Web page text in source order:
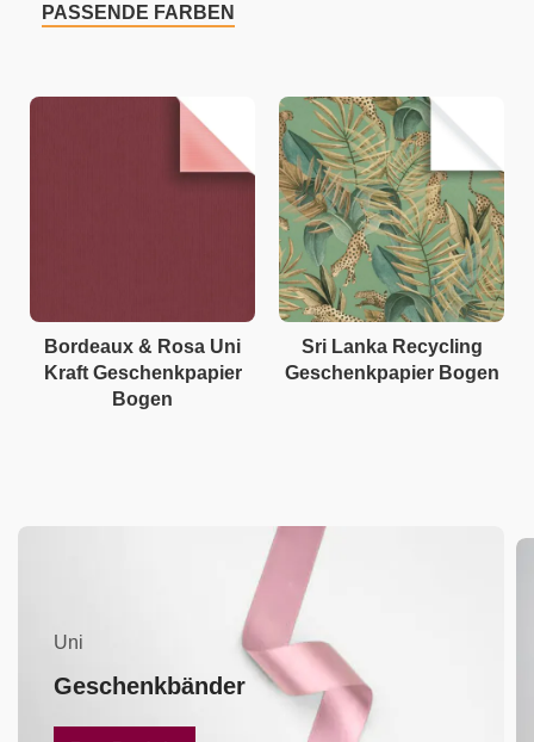
PASSENDE FARBEN
Bordeaux & Rosa Uni
Kraft Geschenkpapier
Bogen
Sri Lanka Recycling
Geschenkpapier Bogen
Uni
Geschenkbänder